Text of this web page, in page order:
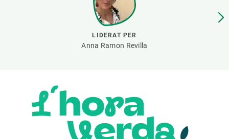
LIDERAT PER
Anna Ramon Revilla